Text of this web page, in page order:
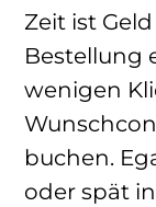
Zeit ist
Bestellung
wenigen
buchen.
oder spät